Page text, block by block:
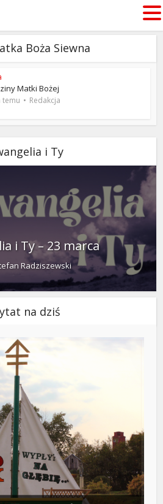
Boża Siewna
Matki Bożej
temu Redakcja
i Ty
i Ty – 23 marca
Radziszewski
na dziś